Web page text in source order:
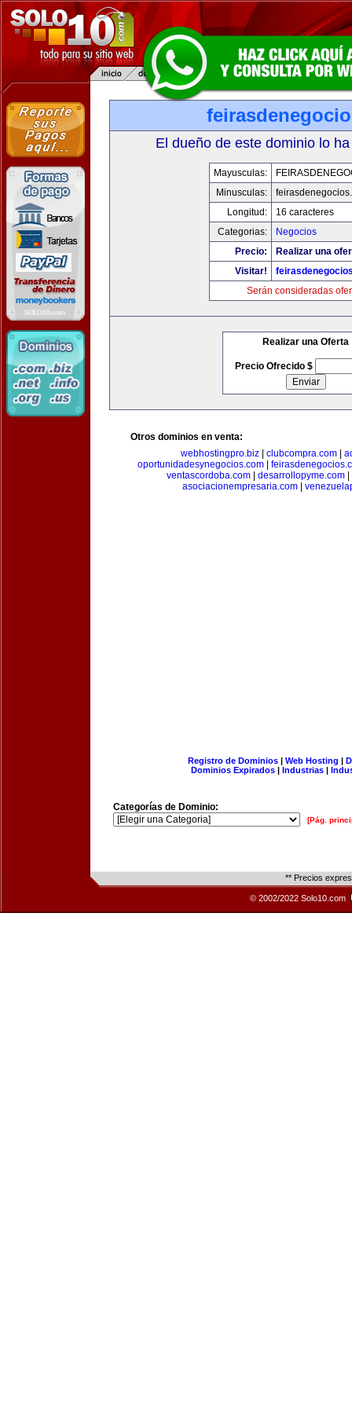
El dueño de este dominio lo
Mayusculas:
Minusculas:
Longitud:
16 caracteres
Categorias:
Negocios
Precio:
Realizar una
Visitar!
Serán consideradas
Realizar una Oferta
Precio Ofrecido $
Otros dominios en venta:
webhostingpro.biz| clubcompra.com|
oportunidadesynegocios.com|
ventascordoba.com| desarrollopyme.com|
asociacionempresaria.com
Registro de Dominios| Web Hosting |
Dominios Expirados | Industrias |
Categorías de Dominio:
[Pág.
** Precios
© 2002/2022 Solo10.com